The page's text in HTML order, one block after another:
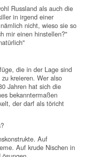
Russland als auch die
in irgend einer
nicht, wieso sie so
mir einen hinstellen?"
die in der Lage sind
kreieren. Wer also
Jahren hat sich die
bekanntermaßen
der darf als töricht
Auf
Auf krude Nischen in